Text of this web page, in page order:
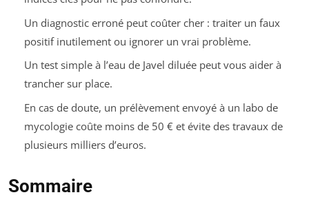
Un diagnostic erroné peut coûter cher : traiter un faux
positif inutilement ou ignorer un vrai problème.
Un test simple à l’eau de Javel diluée peut vous aider à
trancher sur place.
En cas de doute, un prélèvement envoyé à un labo de
mycologie coûte moins de 50 € et évite des travaux de
plusieurs milliers d’euros.
Sommaire